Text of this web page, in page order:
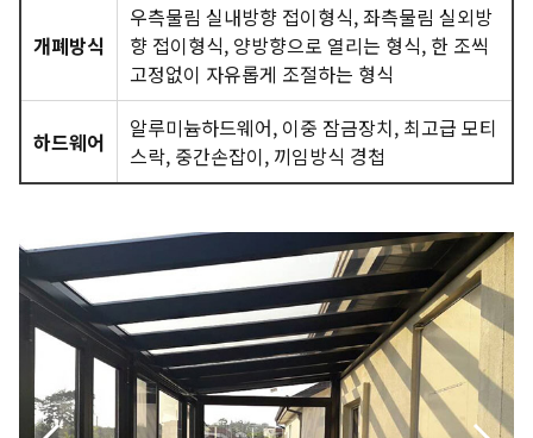
개폐방식
우측물림 실내방향 접이형식, 좌측물림 실외방
향 접이형식, 양방향으로 열리는 형식, 한 조씩
고정없이 자유롭게 조절하는 형식
하드웨어
알루미늄하드웨어, 이중 잠금장치, 최고급 모티
스락, 중간손잡이, 끼임방식 경첩